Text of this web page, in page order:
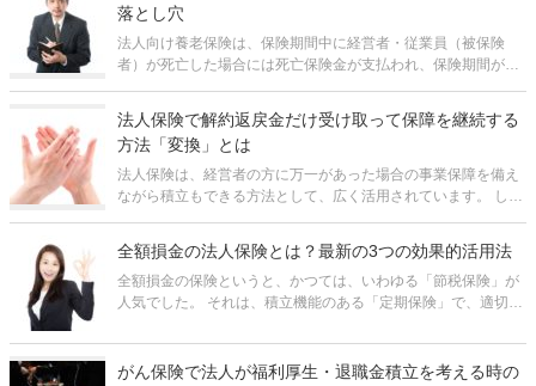
落とし穴
法人向け養老保険は、保険期間中に経営者・従業員（被保険
者）が死亡した場合には死亡保険金が支払われ、保険期間が満
の身に万が一のことがあった場合の会社の事業保障の目的や、
被保険者の遺族の生活保障や被保険者
法人保険で解約返戻金だけ受け取って保障を継続する
方法「変換」とは
法人保険は、経営者の方に万一があった場合の事業保障を備え
ながら積立もできる方法として、広く活用されています。 しか
ってしまうことです。 「お金は受け取りたいが、保障がなくな
るのは困る」とい
全額損金の法人保険とは？最新の3つの効果的活用法
全額損金の保険というと、かつては、いわゆる「節税保険」が
人気でした。 それは、積立機能のある「定期保険」で、適切な
るというものでした。 しかし、2019年10月に国税庁の通達が
変更され
がん保険で法人が福利厚生・退職金積立を考える時の